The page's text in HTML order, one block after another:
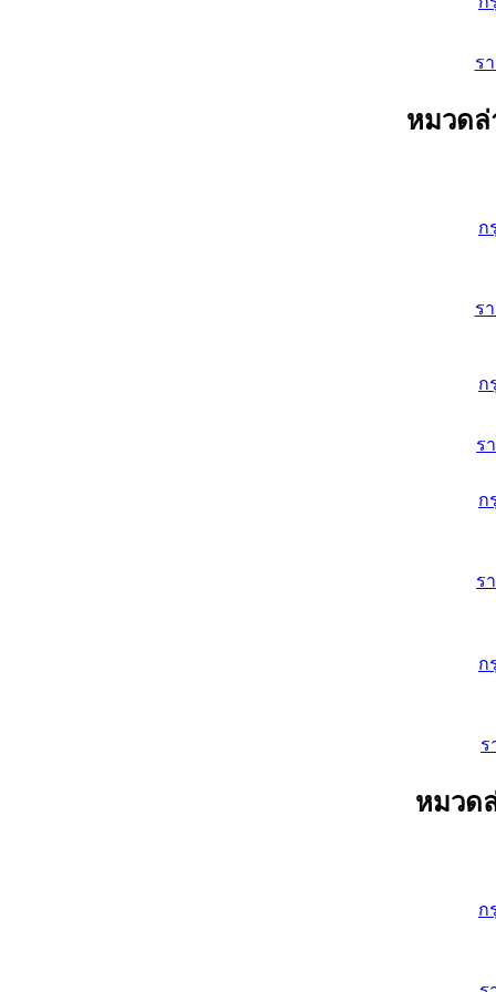
ร
หมวดล่
ก
ร
ก
ร
ก
ร
ก
ร
หมวด
ก